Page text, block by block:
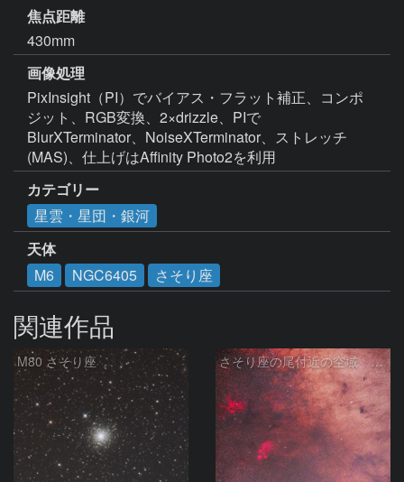
焦点距離
430mm
画像処理
PixInsight（PI）でバイアス・フラット補正、コンポ
ジット、RGB変換、2×drizzle、PIで
BlurXTerminator、NoiseXTerminator、ストレッチ
(MAS)、仕上げはAffinity Photo2を利用
カテゴリー
星雲・星団・銀河
天体
M6
NGC6405 さそり座
関連作品
M80 さそり座 さそり座の尾付近の空域 260718